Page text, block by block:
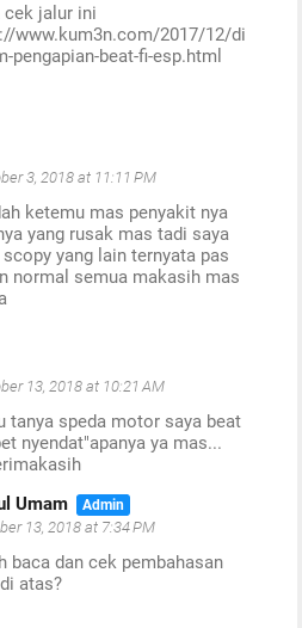
cek jalur ini
www.kum3n.com/2017/12/di
pengapian-beat-fi-esp.html
3, 2018 at 11:11 PM
ketemu mas penyakit nya
yang rusak mas tadi saya
yang lain ternyata pas
normal semua makasih mas
13, 2018 at 10:21 AM
tanya speda motor saya beat
nyendat"apanya ya mas...
Umam
13, 2018 at 7:34 PM
baca dan cek pembahasan
atas?